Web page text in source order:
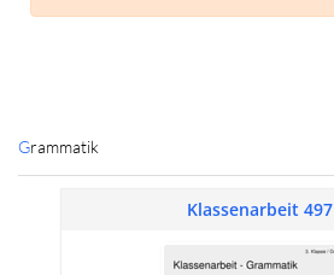
Grammatik
Klassenarbeit 497